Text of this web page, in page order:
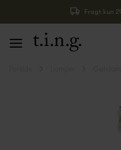
Fragt kun